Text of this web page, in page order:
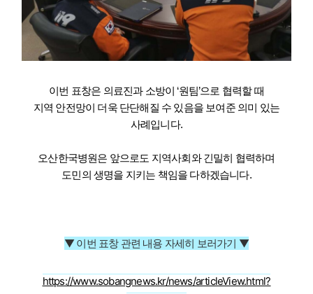
이번 표창은 의료진과 소방이 ‘원팀’으로 협력할 때
지역 안전망이 더욱 단단해질 수 있음을 보여준 의미 있는
사례입니다.
오산한국병원은 앞으로도 지역사회와 긴밀히 협력하며
도민의 생명을 지키는 책임을 다하겠습니다.
▼ 이번 표창 관련 내용 자세히 보러가기 ▼
https://www.sobangnews.kr/news/articleView.html?